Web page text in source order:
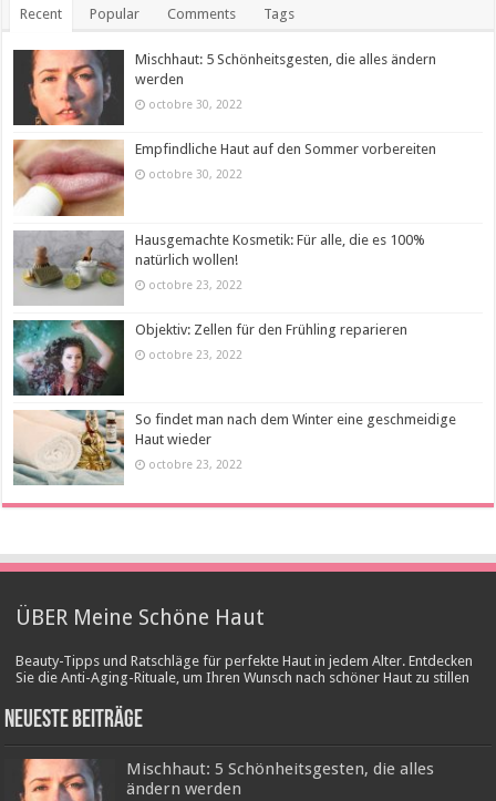
Recent Popular Comments Tags
Mischhaut: 5 Schönheitsgesten, die alles ändern
werden
octobre 30, 2022
Empfindliche Haut auf den Sommer vorbereiten
octobre 30, 2022
Hausgemachte Kosmetik: Für alle, die es 100%
natürlich wollen!
octobre 23, 2022
Objektiv: Zellen für den Frühling reparieren
octobre 23, 2022
So findet man nach dem Winter eine geschmeidige
Haut wieder
octobre 23, 2022
ÜBER Meine Schöne Haut
Beauty-Tipps und Ratschläge für perfekte Haut in jedem Alter. Entdecken
Sie die Anti-Aging-Rituale, um Ihren Wunsch nach schöner Haut zu stillen
Neueste Beiträge
Mischhaut: 5 Schönheitsgesten, die alles
ändern werden